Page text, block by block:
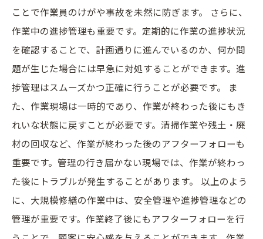
ことで作業員のけがや事故を未然に防ぎます。 さらに、
作業中の進捗管理も重要です。定期的に作業の進捗状況
を確認することで、計画通りに進んでいるのか、何か問
題が生じた場合には早急に対処することができます。進
捗管理はスムーズかつ正確に行うことが必要です。 ま
た、作業現場は一時的であり、作業が終わった後にもき
れいな状態に戻すことが必要です。清掃作業や残土・廃
材の回収など、作業が終わった後のアフターフォローも
重要です。管理の行き届かない現場では、作業が終わっ
た後にトラブルが発生することがあります。 以上のよう
に、大規模修繕の作業中は、安全管理や進捗管理などの
管理が重要です。作業終了後にもアフターフォローを行